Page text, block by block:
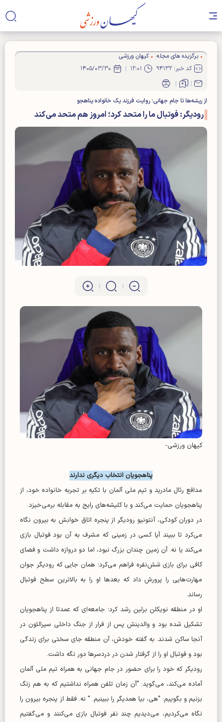
برگزیده های مجله
کیهان ورزشی
کد خبر: ۹۴۱۳۲
۱۲:۰۱ ۱۴۰۵/۰۳/۳۰
از ریشه‌ها تا جام جهانی؛ روایت فرزند یک خانواده پناهجو
رودیگر: فوتبال ما را متحد کرد؛ امروز هم متحد می‌کند
کیهان ورزشی-
پناهجویان انتخاب دیگری ندارند
مدافع رئال مادرید و تیم ملی آلمان با تکیه بر تجربه خانواده خود، از
پناهجویان حمایت می‌کند و با کلیشه‌های رایج به مقابله برمی‌خیزد.
در دوران کودکی، آنتونیو رودیگر از پنجره اتاق خوابش به بیرون نگاه
می‌کرد تا ببیند آیا کسی در زمینی که مشرف به آن بود فوتبال بازی
می‌کند یا نه. آن زمین چندان بزرگ نبود، اما دو دروازه داشت و فضای
کافی برای بازی شش‌نفره فراهم می‌کرد؛ همان جایی که رودیگر جوان
مهارت‌هایی را پرورش داد که بعد‌ها او را به بالاترین سطح فوتبال
رساند.
او در منطقه نویکلن برلین رشد کرد؛ جامعه‌ای که عمدتا از پناهجویان
تشکیل شده بود و والدینش پس از فرار از جنگ داخلی سیرالئون در
آنجا ساکن شدند. به گفته خودش، آن منطقه جای سختی برای زندگی
بود و فوتبال او را از گرفتار شدن در دردسر‌ها دور نگه داشت.
رودیگر که خود را برای حضور در جام جهانی به همراه تیم ملی آلمان
آماده می‌کند، می‌گوید: "آن زمان تلفن همراه نداشتیم که به هم زنگ
بزنیم و بگوییم: "هی، بیا همدیگر را ببینیم. " نه. فقط از پنجره بیرون را
نگاه می‌کردیم، می‌دیدیم چند نفر فوتبال بازی می‌کنند و می‌گفتیم